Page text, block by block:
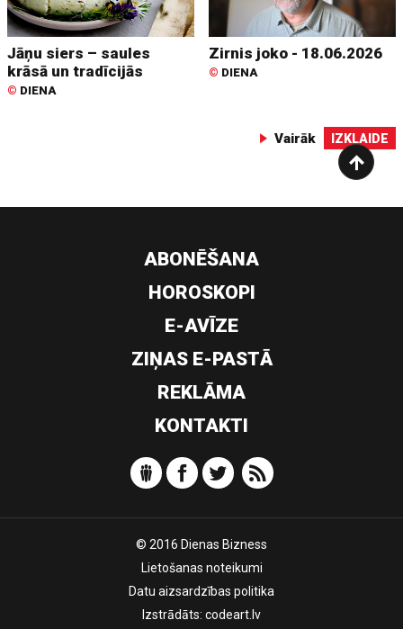
Jāņu siers – saules
krāsā un tradīcijās
© DIENA
Zirnis joko - 18.06.2026
© DIENA
Vairāk IZKLAIDE
ABONĒŠANA
HOROSKOPI
E-AVĪZE
ZIŅAS E-PASTĀ
REKLĀMA
KONTAKTI
© 2016 Dienas Bizness
Lietošanas noteikumi
Datu aizsardzības politika
Izstrādāts: codeart.lv